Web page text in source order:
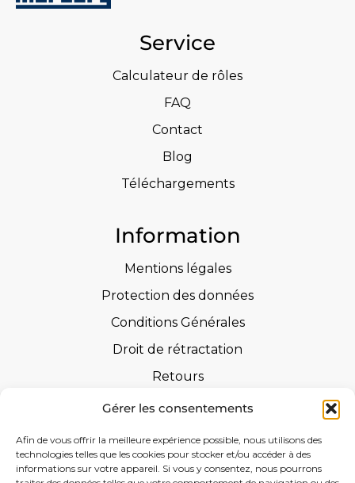
Gérer les consentements
Afin de vous offrir la meilleure expérience possible, nous utilisons des
technologies telles que les cookies pour stocker et/ou accéder à des
informations sur votre appareil. Si vous y consentez, nous pourrons
Service
Calculateur de rôles
FAQ
Contact
Blog
Téléchargements
Information
Mentions légales
Protection des données
Conditions Générales
Droit de rétractation
Retours
Instructions de sécurité
Déclarations de performance